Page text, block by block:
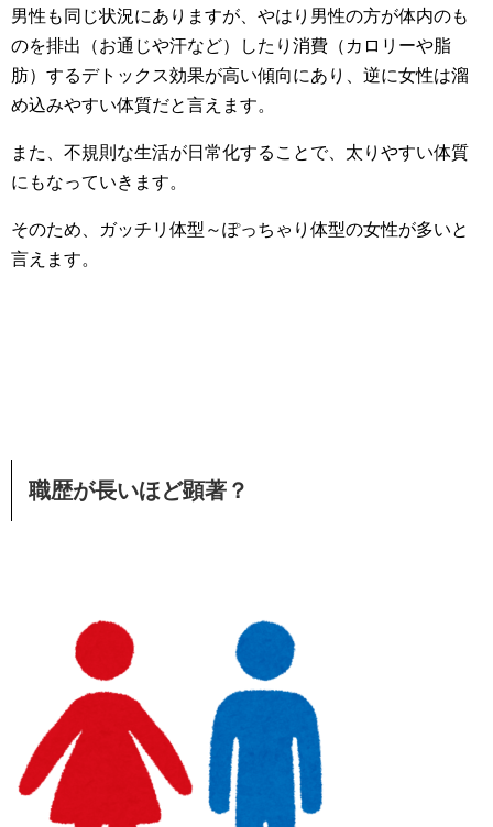
男性も同じ状況にありますが、やはり男性の方が体内のも
のを排出（お通じや汗など）したり消費（カロリーや脂
肪）するデトックス効果が高い傾向にあり、逆に女性は溜
め込みやすい体質だと言えます。
また、不規則な生活が日常化することで、太りやすい体質
にもなっていきます。
そのため、ガッチリ体型～ぽっちゃり体型の女性が多いと
言えます。
職歴が長いほど顕著？